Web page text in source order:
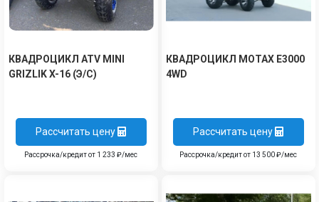
КВАДРОЦИКЛ ATV MINI
GRIZLIK X-16 (Э/С)
Рассчитать цену
Рассрочка/кредит от 1 233 ₽/мес
КВАДРОЦИКЛ MOTAX E3000
4WD
Рассчитать цену
Рассрочка/кредит от 13 500 ₽/мес